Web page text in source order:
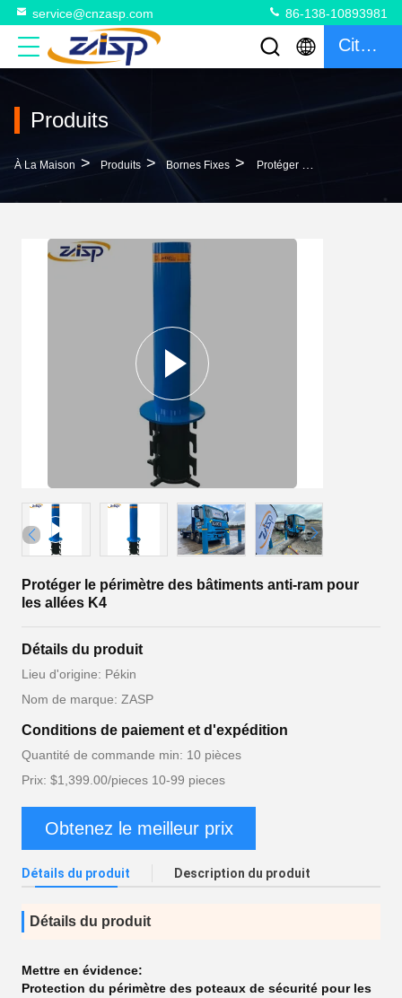
service@cnzasp.com 86-138-10893981
Citation
Produits
À La Maison > Produits > Bornes Fixes > Protéger Le Périmètre Des Bâtiments Anti-Ram Pour Les Allées K4
Protéger le périmètre des bâtiments anti-ram pour
les allées K4
Détails du produit
Lieu d'origine: Pékin
Nom de marque: ZASP
Conditions de paiement et d'expédition
Quantité de commande min: 10 pièces
Prix: $1,399.00/pieces 10-99 pieces
Obtenez le meilleur prix
Détails du produit Description du produit
Détails du produit
Mettre en évidence:
Protection du périmètre des poteaux de sécurité pour les